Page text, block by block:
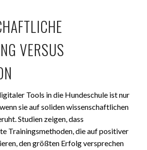
VERSUS
Tools in die Hundeschule ist nur
sie auf soliden wissenschaftlichen
Studien zeigen, dass
Trainingsmethoden, die auf positiver
den größten Erfolg versprechen